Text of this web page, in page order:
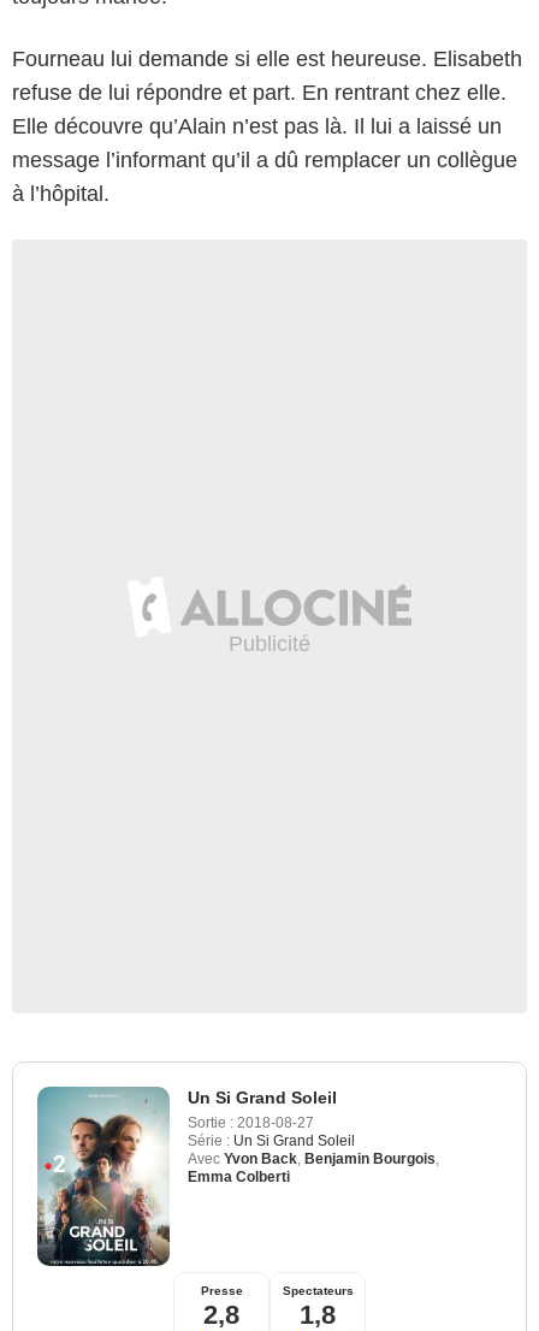
Fourneau lui demande si elle est heureuse. Elisabeth
refuse de lui répondre et part. En rentrant chez elle.
Elle découvre qu’Alain n’est pas là. Il lui a laissé un
message l’informant qu’il a dû remplacer un collègue
à l’hôpital.
Un Si Grand Soleil
Sortie : 2018-08-27
Série : Un Si Grand Soleil
Avec Yvon Back Benjamin Bourgois
Emma Colberti
Presse
2,8
Spectateurs
1,8